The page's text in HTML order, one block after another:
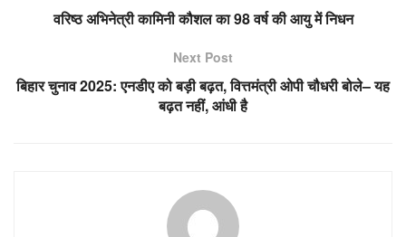
वरिष्ठ अभिनेत्री कामिनी कौशल का 98 वर्ष की आयु में निधन
Next Post
बिहार चुनाव 2025: एनडीए को बड़ी बढ़त, वित्तमंत्री ओपी चौधरी बोले– यह
बढ़त नहीं, आंधी है